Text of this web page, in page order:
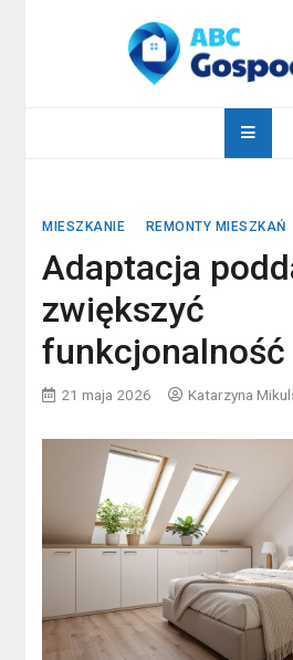
MIESZKANIE REMONTY MIESZKAŃ
Adaptacja
zwiększyć
funkcjonalność
21 maja 2026 Katarzyna